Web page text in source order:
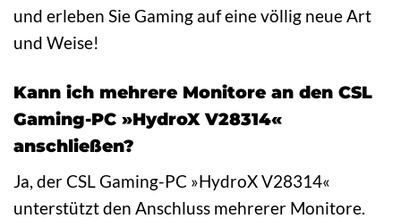
und erleben Sie Gaming auf eine völlig neue Art
und Weise!
Kann ich mehrere Monitore an den CSL
Gaming-PC »HydroX V28314«
anschließen?
Ja, der CSL Gaming-PC »HydroX V28314«
unterstützt den Anschluss mehrerer Monitore.